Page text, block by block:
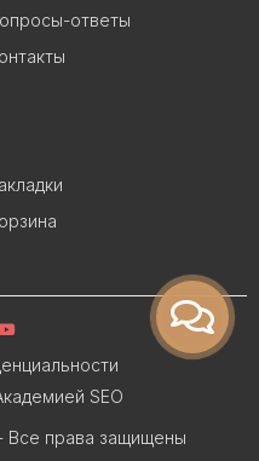
ответы
Все права защищены
SEO